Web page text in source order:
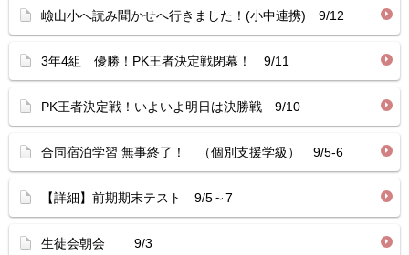
嶮山小へ読み聞かせへ行きました！(小中連携) 9/12
3年4組 優勝！PK王者決定戦閉幕！ 9/11
PK王者決定戦！いよいよ明日は決勝戦 9/10
合同宿泊学習 無事終了！ （個別支援学級） 9/5-6
【詳細】前期期末テスト 9/5～7
生徒会朝会 9/3